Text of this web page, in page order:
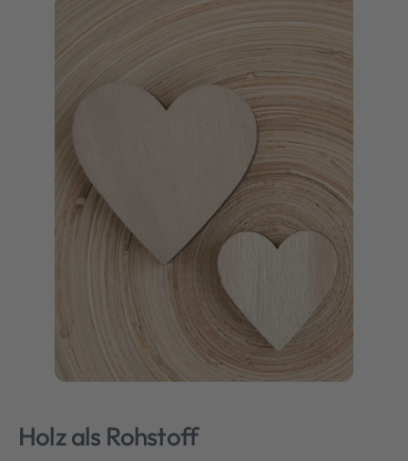
Holz als Rohstoff